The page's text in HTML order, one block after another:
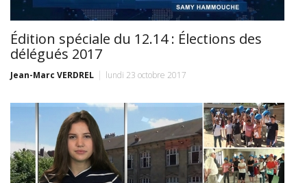
Édition spéciale du 12.14 : Élections des
délégués 2017
Jean-Marc VERDREL lundi 23 octobre 2017